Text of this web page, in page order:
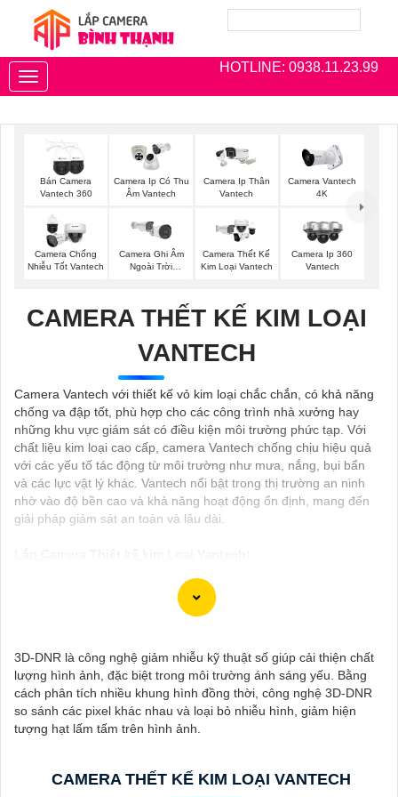
HOTLINE: 0938.11.23.99
Toggle
navigation
Bán Camera
Vantech 360
Camera Ip Có Thu
Âm Vantech
Camera Ip Thân
Vantech
Camera Vantech
4K
Camera Chống
Nhiễu Tốt Vantech
Camera Ghi Âm
Ngoài Trời
Camera Thết Kế
Kim Loại Vantech
Camera Ip 360
Vantech
CAMERA THẾT KẾ KIM LOẠI
VANTECH
Camera Vantech với thiết kế vỏ kim loại chắc chắn, có khả năng
chống va đập tốt, phù hợp cho các công trình nhà xưởng hay
những khu vực giám sát có điều kiện môi trường phức tạp. Với
chất liệu kim loại cao cấp, camera Vantech chống chịu hiệu quả
với các yếu tố tác động từ môi trường như mưa, nắng, bụi bẩn
và các lực vật lý khác. Vantech nổi bật trong thị trường an ninh
nhờ vào độ bền cao và khả năng hoạt động ổn định, mang đến
giải pháp giám sát an toàn và lâu dài.
Camera VP-411SIP VanTech ❇ 2,600,000 ₫
Camera ❂ VP-M2264IP Thiết Kệ Đẹp ( 30% )
Camera VP-I4896VBP-A VanTech Thiết Kế Đẹp ( 00 ₫ )
Camera Thết Kế Kim Loại Vantech
3D-DNR là công nghệ giảm nhiễu kỹ thuật số giúp cải thiện chất
lượng hình ảnh, đặc biệt trong môi trường ánh sáng yếu. Bằng
cách phân tích nhiều khung hình đồng thời, công nghệ 3D-DNR
so sánh các pixel khác nhau và loại bỏ nhiễu hình, giảm hiện
tượng hạt lấm tấm trên hình ảnh.
CAMERA THẾT KẾ KIM LOẠI VANTECH